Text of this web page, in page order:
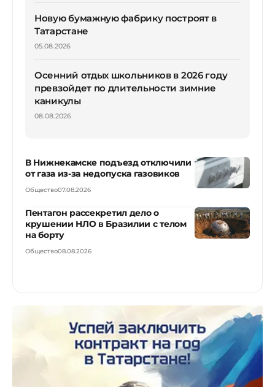
Новую бумажную фабрику построят в
Татарстане
05.08.2026
Осенний отдых школьников в 2026 году
превзойдет по длительности зимние
каникулы
08.08.2026
В Нижнекамске подъезд отключили
от газа из-за недопуска газовиков
Общество07.08.2026
Пентагон рассекретил дело о
крушении НЛО в Бразилии с телом
на борту
Общество08.08.2026